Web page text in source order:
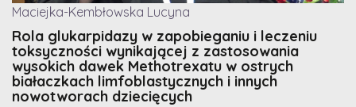
Maciejka-Kembłowska Lucyna
Rola glukarpidazy w zapobieganiu i leczeniu
toksyczności wynikającej z zastosowania
wysokich dawek Methotrexatu w ostrych
białaczkach limfoblastycznych i innych
nowotworach dziecięcych